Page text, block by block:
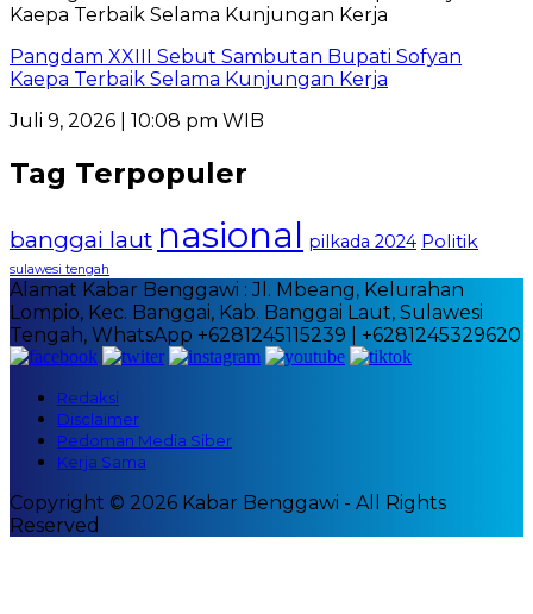
Pangdam XXIII Sebut Sambutan Bupati Sofyan
Kaepa Terbaik Selama Kunjungan Kerja
Juli 9, 2026 | 10:08 pm WIB
Tag Terpopuler
banggai laut nasional pilkada 2024 Politik
sulawesi tengah
Alamat Kabar Benggawi : Jl. Mbeang, Kelurahan
Lompio, Kec. Banggai, Kab. Banggai Laut, Sulawesi
Tengah, WhatsApp +6281245115239 | +6281245329620
Redaksi
Disclaimer
Pedoman Media Siber
Kerja Sama
Copyright © 2026 Kabar Benggawi - All Rights
Reserved